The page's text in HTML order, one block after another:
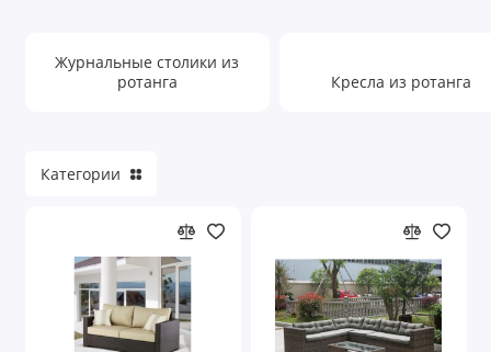
Столы из ротанга
Цветочницы из ротанга
Чайные зоны из ротанга
Чайные столики из ротанга
Показать все
Журнальные столики из
ротанга
Кресла из ротанга
Категории